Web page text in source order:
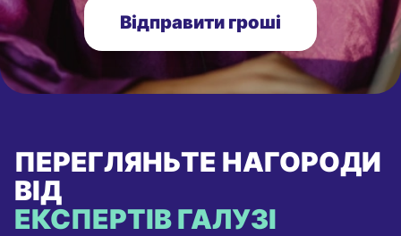
Відправити гроші
ПЕРЕГЛЯНЬТЕ НАГОРОДИ
ВІД
ЕКСПЕРТІВ ГАЛУЗІ